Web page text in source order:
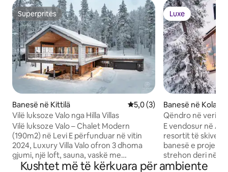
Superpritës
Superpritës
Banesë në Kittilä Vlerësimi mesatar 5,0 nga
5,0 (3)
Vilë luksoze Valo nga Hilla Villas
Vilë luksoze Valo – Chalet Modern
(190m2) në Levi E përfunduar në vitin
2024, Luxury Villa Valo ofron 3 dhoma
gjumi, një loft, sauna, vaskë me
hidromasazh në natyrë, kinema në
Luxe
Luxe
Banesë në Kolari
Qëndro në veri -
E vendosur në
resortit të skive
banesë e
strehon deri në 9
vitin 2023 me
Kushtet më të kërkuara për ambiente